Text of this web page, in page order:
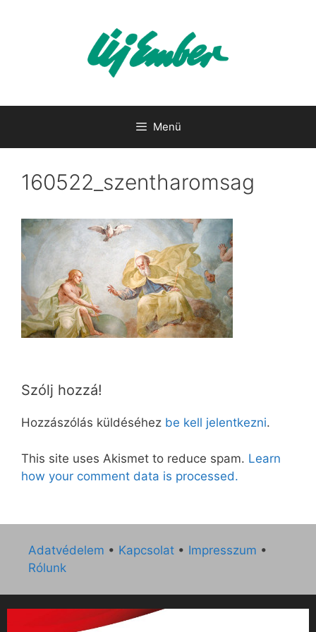
Menü
160522_szentharomsag
Szólj hozzá!
Hozzászólás küldéséhez be kell jelentkezni.
This site uses Akismet to reduce spam. Learn
how your comment data is processed.
Adatvédelem • Kapcsolat • Impresszum •
Rólunk